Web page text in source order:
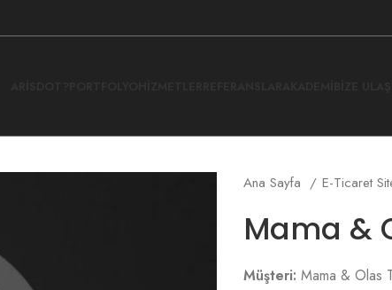
Ana Sayfa E-Ticaret
Mama &
Müşteri: Mama & Olas